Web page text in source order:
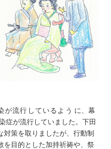
が流行しているよ う に、幕
症が流行していました。下田
対策を取りましたが、行動制
を目的と した加持祈祷や、祭